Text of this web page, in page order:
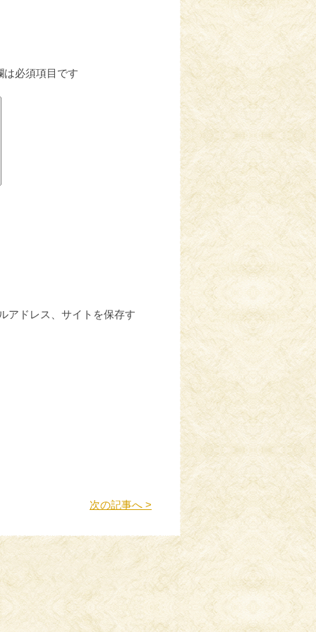
必須項目です
アドレス、サイトを保存す
次の記事へ >